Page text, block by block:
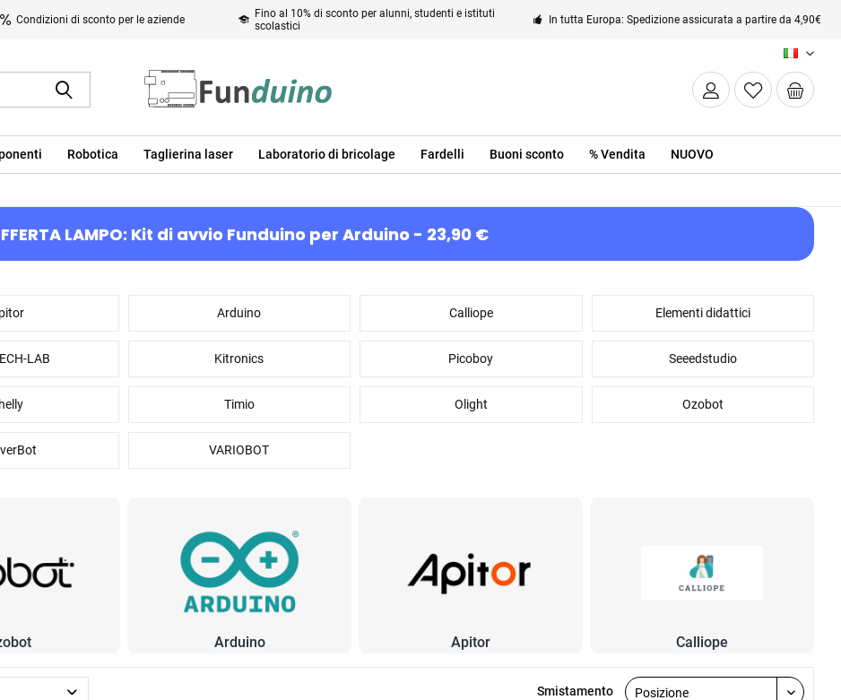
Condizioni di sconto per le aziende
Fino al 10% di sconto per alunni, studenti e istituti
scolastici
In tutta Europa: Spedizione assicurata a partire da 4,90€
IT
Robotica Taglierina laser Laboratorio di bricolage Fardelli Buoni sconto % Vendita NUOVO
LAMPO: Kit di avvio Funduino per Arduino - 23,90 €
Arduino Calliope Elementi didattici
LAB Kitronics Picoboy Seeedstudio
Timio Olight Ozobot
VARIOBOT
Arduino Apitor Calliope
Smistamento